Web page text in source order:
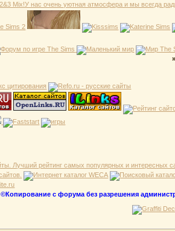
©Копирование с форума без разрешения